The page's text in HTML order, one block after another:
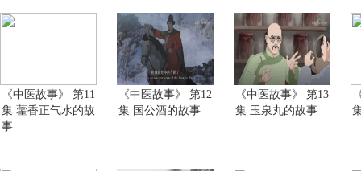
《中医故事》 第11
集 藿香正气水的故
事
《中医故事》 第12
集 国公酒的故事
《中医故事》 第13
集 玉泉丸的故事